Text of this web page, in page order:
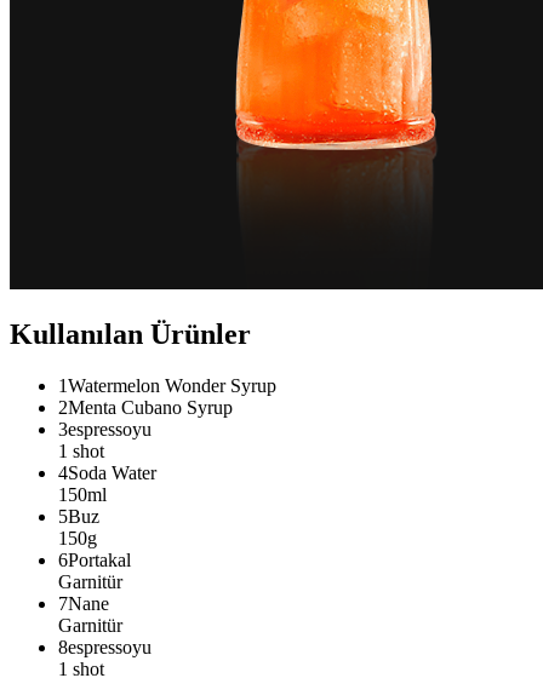
Kullanılan Ürünler
1Watermelon Wonder Syrup
2Menta Cubano Syrup
3espressoyu
1 shot
4Soda Water
150ml
5Buz
150g
6Portakal
Garnitür
7Nane
Garnitür
8espressoyu
1 shot